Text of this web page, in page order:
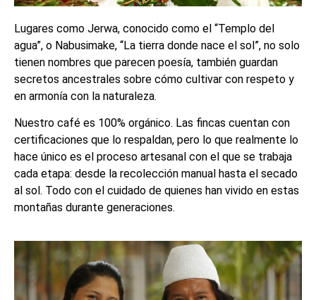
Lugares como Jerwa, conocido como el “Templo del
agua”, o Nabusimake, “La tierra donde nace el sol”, no solo
tienen nombres que parecen poesía, también guardan
secretos ancestrales sobre cómo cultivar con respeto y
en armonía con la naturaleza.
Nuestro café es 100% orgánico. Las fincas cuentan con
certificaciones que lo respaldan, pero lo que realmente lo
hace único es el proceso artesanal con el que se trabaja
cada etapa: desde la recolección manual hasta el secado
al sol. Todo con el cuidado de quienes han vivido en estas
montañas durante generaciones.